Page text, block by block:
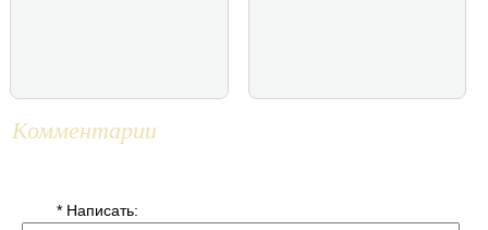
Комментарии
* Написать: